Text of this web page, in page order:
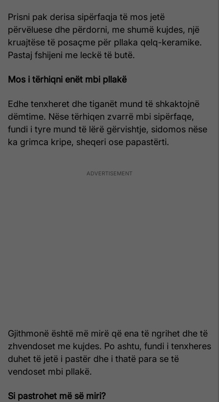
Prisni pak derisa sipërfaqja të mos jetë
përvëluese dhe përdorni, me shumë kujdes, një
kruajtëse të posaçme për pllaka qelq-keramike.
Pastaj fshijeni me leckë të butë.
Mos i tërhiqni enët mbi pllakë
Edhe tenxheret dhe tiganët mund të shkaktojnë
dëmtime. Nëse tërhiqen zvarrë mbi sipërfaqe,
fundi i tyre mund të lërë gërvishtje, sidomos nëse
ka grimca kripe, sheqeri ose papastërti.
Gjithmonë është më mirë që ena të ngrihet dhe të
zhvendoset me kujdes. Po ashtu, fundi i tenxheres
duhet të jetë i pastër dhe i thatë para se të
vendoset mbi pllakë.
Si pastrohet më së miri?